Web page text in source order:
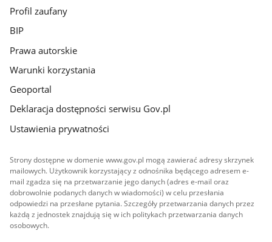
Profil zaufany
BIP
Prawa autorskie
Warunki korzystania
Geoportal
Deklaracja dostępności serwisu Gov.pl
Ustawienia prywatności
Strony dostępne w domenie www.gov.pl mogą zawierać adresy skrzynek
mailowych. Użytkownik korzystający z odnośnika będącego adresem e-
mail zgadza się na przetwarzanie jego danych (adres e-mail oraz
dobrowolnie podanych danych w wiadomości) w celu przesłania
odpowiedzi na przesłane pytania. Szczegóły przetwarzania danych przez
każdą z jednostek znajdują się w ich politykach przetwarzania danych
osobowych.